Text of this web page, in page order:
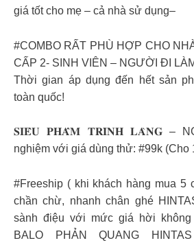
giá tốt cho mẹ – cả nhà sử dụng–
#COMBO RẤT PHÙ HỢP CHO
CẤP 2- SINH VIÊN – NGƯỜI ĐI
Thời gian áp dụng đến hết sản
toàn quốc!
𝐒𝐈𝐄̂𝐔 𝐏𝐇𝐀̂̉𝐌 𝐓𝐑𝐈̀𝐍𝐇 𝐋𝐀̀𝐍𝐆 –
nghiệm với giá dùng thử: #99k (Cho
#Freeship ( khi khách hàng mua 5
chần chừ, nhanh chân ghé
sành điệu với mức giá hời không
BALO PHẢN QUANG